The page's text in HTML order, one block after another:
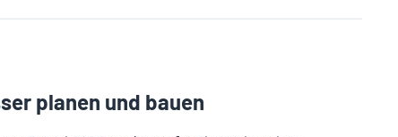
planen und bauen